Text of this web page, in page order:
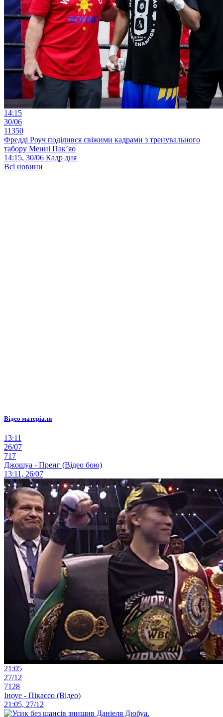
14:15
30/06
11350
Фредді Роуч поділився свіжими кадрами з тренувального
табору Менні Пак’яо
14:15, 30/06 Кадр дня
Всі новини
Відео матеріали
13:11
26/07
717
Джошуа - Пренг (Відео бою)
13:11, 26/07
21:05
27/12
7128
Іноуе - Пікассо (Відео)
21:05, 27/12